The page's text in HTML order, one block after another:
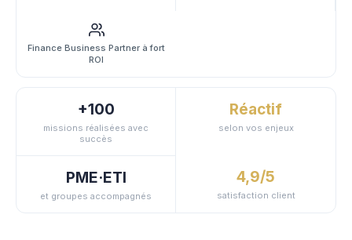
Finance Business Partner à fort
ROI
+100
missions réalisées avec
succès
Réactif
selon vos enjeux
PME·ETI
et groupes accompagnés
4,9/5
satisfaction client